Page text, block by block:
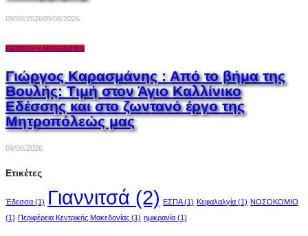
09/08/202609/08/2026
ΚΕΝΤΡΙΚΉ ΜΑΚΕΔΟΝΊΑ
Γιώργος Καρασμάνης : Από το βήμα της
Βουλής: Τιμή στον Άγιο Καλλίνικο
Εδέσσης και στο ζωντανό έργο της
Μητροπόλεώς μας
09/08/2026
Ετικέτες
Έδεσσα (1) Γιαννιτσά (2) ΕΣΠΑ(1) Κεφαλαλγία (1) ΝΟΣΟΚΟΜΙΟ
(1) Περιφέρεια Κεντρικής Μακεδονίας (1) ημικρανία (1)